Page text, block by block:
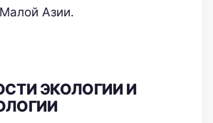
Азии.
ЭКОЛОГИИ И